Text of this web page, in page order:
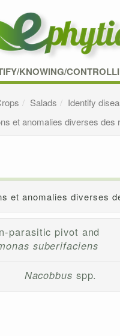
KNOWING/
Salads Identify
et anomalies diverses
et anomalies diverses
parasitic pivot and
suberifaciens
Nacobbus spp.